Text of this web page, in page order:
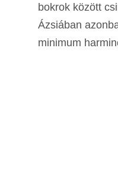
bokrok között
Ázsiában
minimum